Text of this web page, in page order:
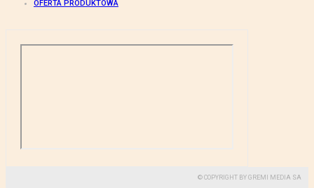
OFERTA PRODUKTOWA
© COPYRIGHT BY GREMI MEDIA SA